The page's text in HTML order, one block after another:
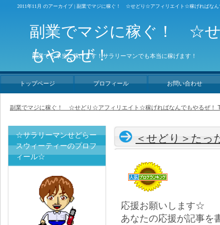
2011年11月 のアーカイブ | 副業でマジに稼ぐ！ ☆せどり☆アフィリエイト☆稼げればなん
＜せどり＞たっ
応援お願いします☆
あなたの応援が記事を
☆サラリーマンせどらー
スウィーティーのプロフ
ィール☆
副業でマジに稼ぐ！ ☆せどり☆アフィリエイト☆稼げればなんでもやるぜ！
副業でマジに稼ぐ！ ☆
もやるぜ！
副業でも本当に稼げます！サラリーマンでも本当に稼げます！
トップページ プロフィール お問い合わせ